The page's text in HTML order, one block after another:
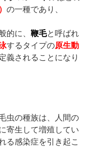
の一種であり、
的に、鞭毛と呼ばれ
するタイプの原生動
義されることになり
虫の種族は、人間の
寄生して増殖してい
る感染症を引き起こ